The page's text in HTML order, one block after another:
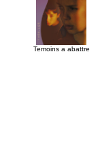
Temoins a abattre